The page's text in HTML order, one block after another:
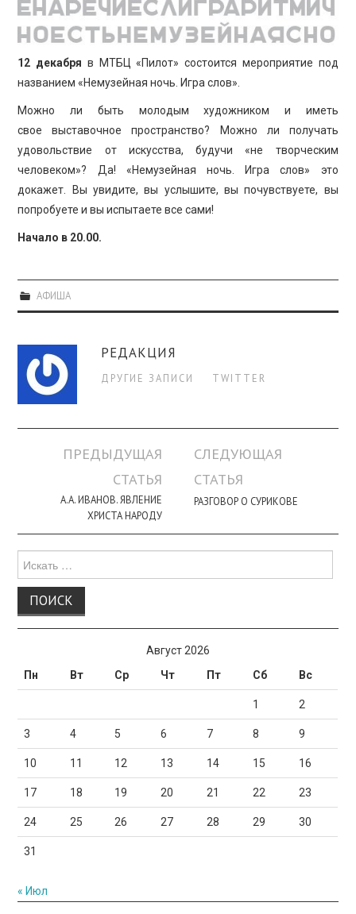
12 декабря в МТБЦ «Пилот» состоится мероприятие под
названием «Немузейная ночь. Игра слов».
Можно ли быть молодым художником и иметь
свое выставочное пространство? Можно ли получать
удовольствие от искусства, будучи «не творческим
человеком»? Да! «Немузейная ночь. Игра слов» это
докажет. Вы увидите, вы услышите, вы почувствуете, вы
попробуете и вы испытаете все сами!
Начало в 20.00.
АФИША
РЕДАКЦИЯ
ДРУГИЕ ЗАПИСИ TWITTER
Навигация
записи
ПРЕДЫДУЩАЯ
СТАТЬЯ
А.А. ИВАНОВ. ЯВЛЕНИЕ
ХРИСТА НАРОДУ
СЛЕДУЮЩАЯ
СТАТЬЯ
РАЗГОВОР О СУРИКОВЕ
для:
Август 2026
Пн
Вт Ср Чт Пт Сб Вс
1 2
3 4 5 6 7 8 9
10 11 12 13 14 15 16
17 18 19 20 21 22 23
24 25 26 27 28 29 30
31
« Июл